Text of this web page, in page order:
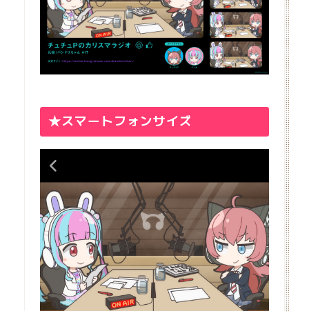
★スマートフォンサイズ